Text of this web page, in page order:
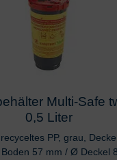
Multi-Safe
0,5 Liter
PP, grau,
57 mm / Ø Deckel